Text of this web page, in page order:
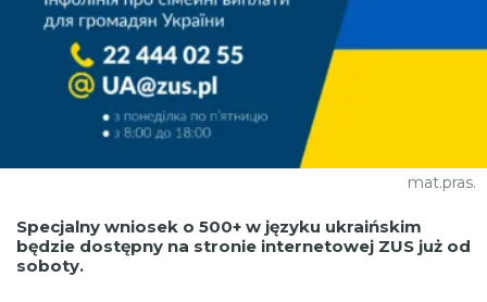
mat.pras.
Specjalny wniosek o 500+ w języku ukraińskim
będzie dostępny na stronie internetowej ZUS już od
soboty.